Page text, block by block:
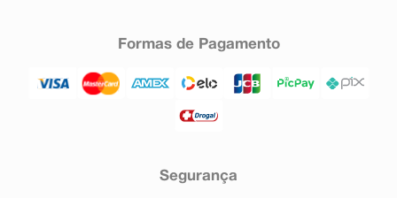
Formas de Pagamento
Segurança